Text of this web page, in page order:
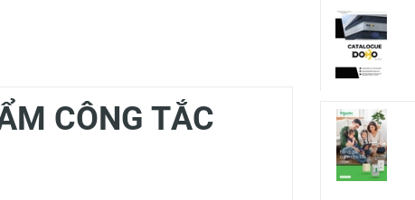
CÔNG TẮC